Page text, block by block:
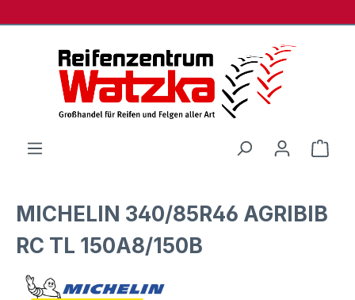
MICHELIN 340/85R46 AGRIBIB
RC TL 150A8/150B